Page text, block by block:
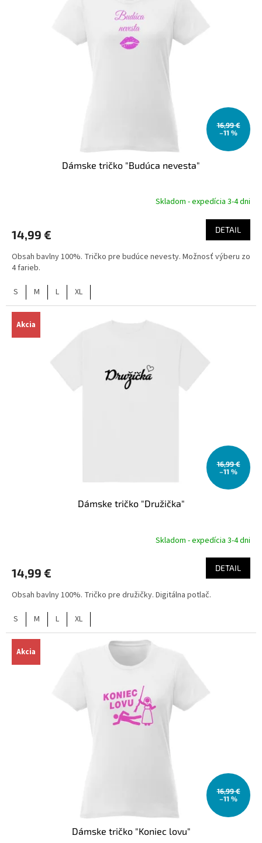
16,99 €
–11 %
Dámske tričko "Budúca nevesta"
Skladom - expedícia 3-4 dni
14,99 € DETAIL
Obsah bavlny 100%. Tričko pre budúce nevesty. Možnosť výberu zo
4 farieb.
S M L XL
Akcia
16,99 €
–11 %
Dámske tričko "Družička"
Skladom - expedícia 3-4 dni
14,99 € DETAIL
Obsah bavlny 100%. Tričko pre družičky. Digitálna potlač.
S M L XL
Akcia
16,99 €
–11 %
Dámske tričko "Koniec lovu"